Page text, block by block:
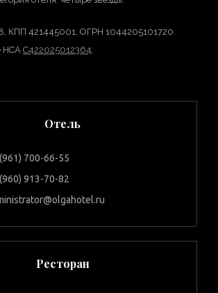
КПП 421445001, ОГРН 1044205101720.
НСА С422025012364
Отель
700-66-55
913-70-82
Ресторан